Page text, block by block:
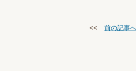
<< 前の記事へ